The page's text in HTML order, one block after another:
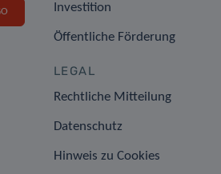
Investition
Öffentliche Förderung
LEGAL
Rechtliche Mitteilung
Datenschutz
Hinweis zu Cookies